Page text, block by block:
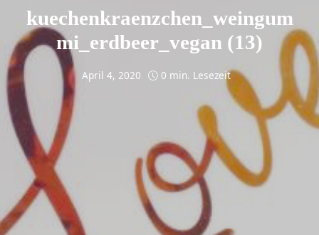
kuechenkraenzchen_weingum
mi_erdbeer_vegan (13)
April 4, 2020 0 min. Lesezeit